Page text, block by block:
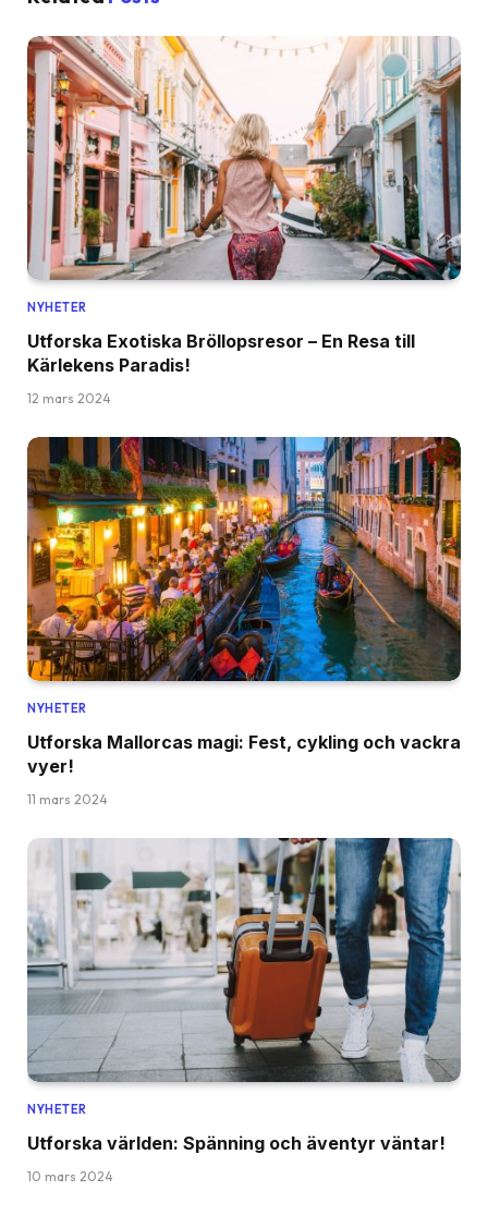
NYHETER
Utforska Exotiska Bröllopsresor – En Resa till
Kärlekens Paradis!
12 mars 2024
NYHETER
Utforska Mallorcas magi: Fest, cykling och vackra
vyer!
11 mars 2024
NYHETER
Utforska världen: Spänning och äventyr väntar!
10 mars 2024